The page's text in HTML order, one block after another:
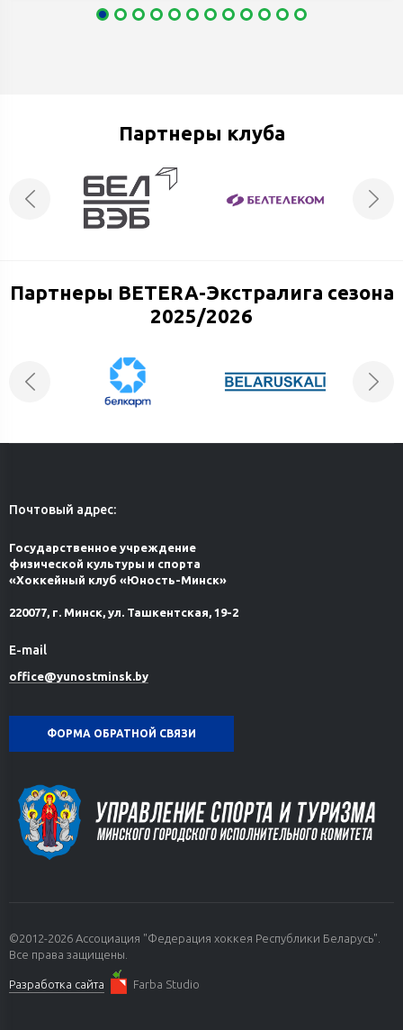
Партнеры клуба
Партнеры BETERA-Экстралига сезона
2025/2026
Почтовый адрес:
Государственное учреждение
физической культуры и спорта
«Хоккейный клуб «Юность-Минск»
220077, г. Минск, ул. Ташкентская, 19-2
E-mail
office@yunostminsk.by
ФОРМА ОБРАТНОЙ СВЯЗИ
©2012-2026 Ассоциация "Федерация хоккея Республики Беларусь".
Все права защищены.
Разработка сайта Farba Studio